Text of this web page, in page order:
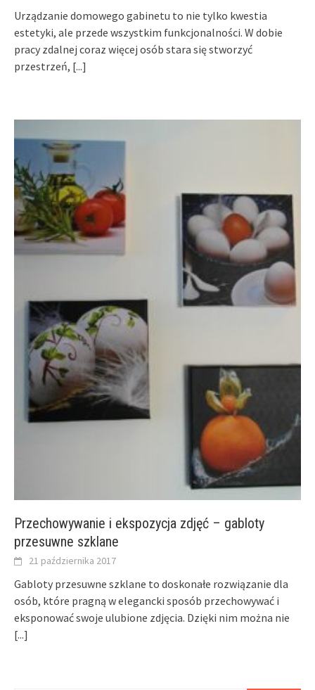
Urządzanie domowego gabinetu to nie tylko kwestia
estetyki, ale przede wszystkim funkcjonalności. W dobie
pracy zdalnej coraz więcej osób stara się stworzyć
przestrzeń, [...]
Przechowywanie i ekspozycja zdjęć – gabloty
przesuwne szklane
21 października 2017
Gabloty przesuwne szklane to doskonałe rozwiązanie dla
osób, które pragną w elegancki sposób przechowywać i
eksponować swoje ulubione zdjęcia. Dzięki nim można nie
[...]